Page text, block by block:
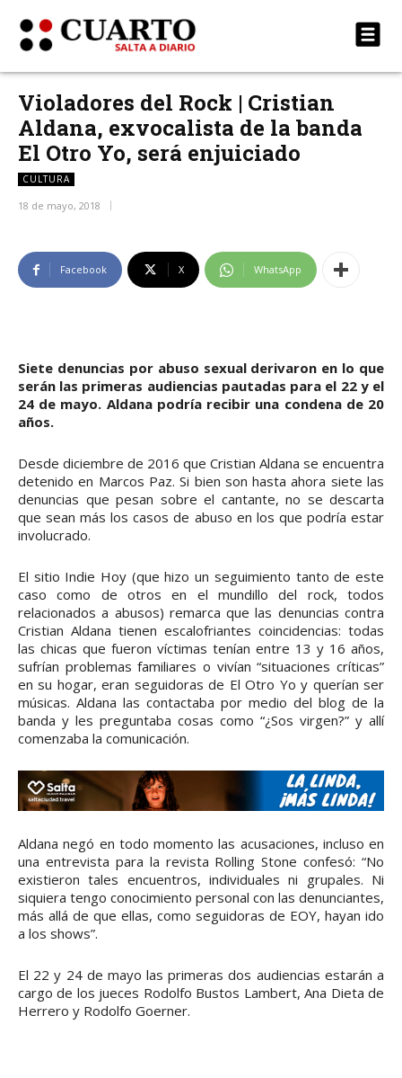
Violadores del Rock | Cristian
Aldana, exvocalista de la banda
El Otro Yo, será enjuiciado
CULTURA
18 de mayo, 2018
Facebook X WhatsApp
Siete denuncias por abuso sexual derivaron en lo que
serán las primeras audiencias pautadas para el 22 y el
24 de mayo. Aldana podría recibir una condena de 20
años.
Desde diciembre de 2016 que Cristian Aldana se encuentra
detenido en Marcos Paz. Si bien son hasta ahora siete las
denuncias que pesan sobre el cantante, no se descarta
que sean más los casos de abuso en los que podría estar
involucrado.
El sitio Indie Hoy (que hizo un seguimiento tanto de este
caso como de otros en el mundillo del rock, todos
relacionados a abusos) remarca que las denuncias contra
Cristian Aldana tienen escalofriantes coincidencias: todas
las chicas que fueron víctimas tenían entre 13 y 16 años,
sufrían problemas familiares o vivían “situaciones críticas”
en su hogar, eran seguidoras de El Otro Yo y querían ser
músicas. Aldana las contactaba por medio del blog de la
banda y les preguntaba cosas como “¿Sos virgen?” y allí
comenzaba la comunicación.
Aldana negó en todo momento las acusaciones, incluso en
una entrevista para la revista Rolling Stone confesó: “No
existieron tales encuentros, individuales ni grupales. Ni
siquiera tengo conocimiento personal con las denunciantes,
más allá de que ellas, como seguidoras de EOY, hayan ido
a los shows”.
El 22 y 24 de mayo las primeras dos audiencias estarán a
cargo de los jueces Rodolfo Bustos Lambert, Ana Dieta de
Herrero y Rodolfo Goerner.